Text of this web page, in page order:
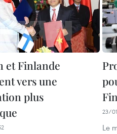
et Finlande
vers une
plus
23/
Le